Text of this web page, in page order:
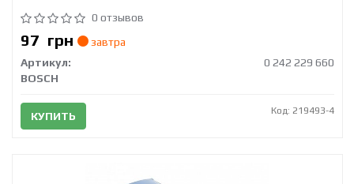
0 отзывов
97 грн
завтра
Артикул:
0 242 229 660
BOSCH
КУПИТЬ Код: 219493-4